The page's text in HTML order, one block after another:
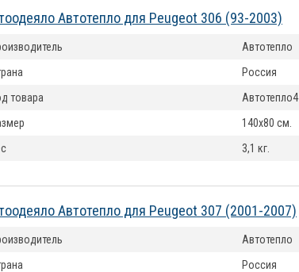
Автотепло для Peugeot 306 (93-2003)
Автотепло
Россия
товара
Автотепло4
140x80 см.
3,1 кг.
Автотепло для Peugeot 307 (2001-2007)
Автотепло
Россия